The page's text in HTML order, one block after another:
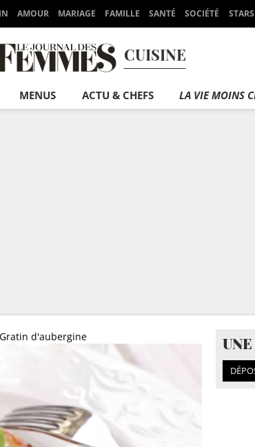
AMOUR MARIAGE FAMILLE SANTÉ SOCIÉTÉ STARS
CUISINE
MENUS ACTU & CHEFS LA VIE MOINS
Gratin d'aubergine